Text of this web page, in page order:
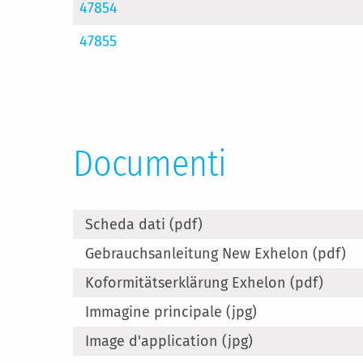
47854
47855
Documenti
Scheda dati (pdf)
Gebrauchsanleitung New Exhelon (pdf)
Koformitätserklärung Exhelon (pdf)
Immagine principale (jpg)
Image d'application (jpg)